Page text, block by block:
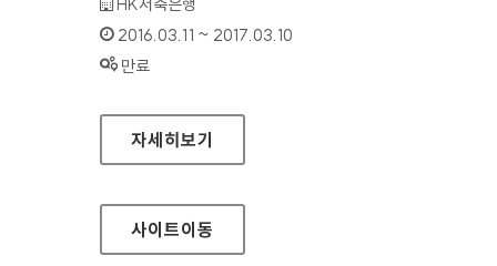
인증기간 :
2016.03.11 ~ 2017.03.10
상태 :
만료
HK저축은행 대표 홈페이지
자세히보기
사이트이동